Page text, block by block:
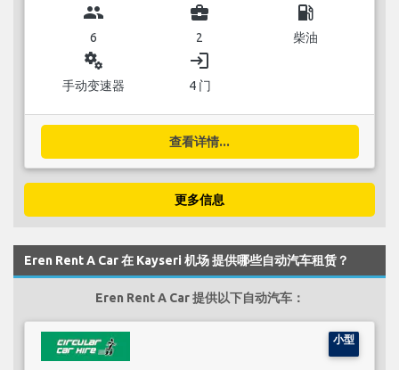
group
6
business_center
2
local_gas_station
柴油
miscellaneous_services
手动变速器
login
4 门
查看详情...
更多信息
Eren Rent A Car 在 Kayseri 机场 提供哪些自动汽车租赁？
Eren Rent A Car 提供以下自动汽车：
小型